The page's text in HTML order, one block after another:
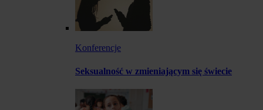
Konferencje
Seksualność w zmieniającym się świecie